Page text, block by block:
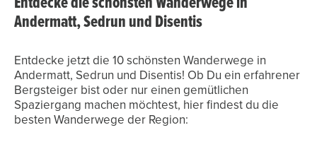
Andermatt, Sedrun und Disentis
Entdecke jetzt die 10 schönsten Wanderwege in
Andermatt, Sedrun und Disentis! Ob Du ein erfahrener
Bergsteiger bist oder nur einen gemütlichen
Spaziergang machen möchtest, hier findest du die
besten Wanderwege der Region: